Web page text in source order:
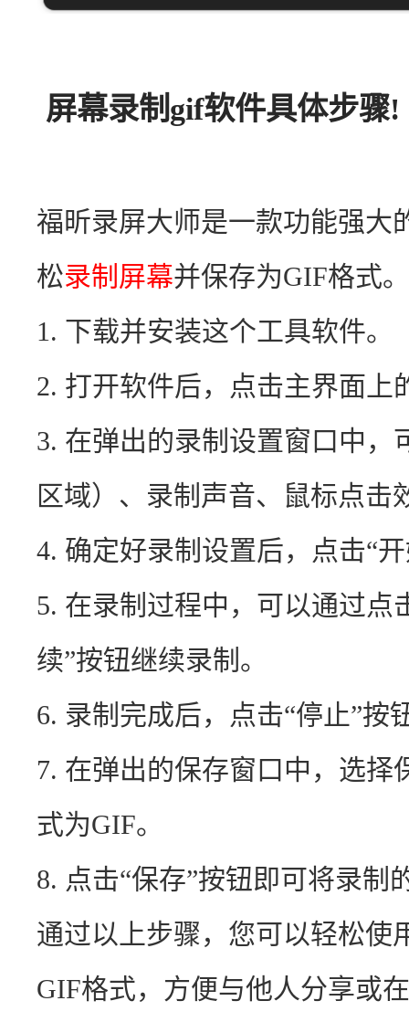
屏幕录制gif软件具体步骤!
福昕录屏大师是一款功能强大
松录制屏幕并保存为GIF格式
1. 下载并安装这个工具软件。
2. 打开软件后，点击主界面上
3. 在弹出的录制设置窗口中
区域）、录制声音、鼠标点击
4. 确定好录制设置后，点击“
5. 在录制过程中，可以通过点
续”按钮继续录制。
6. 录制完成后，点击“停止”按
7. 在弹出的保存窗口中，选
式为GIF。
8. 点击“保存”按钮即可将录制
通过以上步骤，您可以轻松使
GIF格式，方便与他人分享或